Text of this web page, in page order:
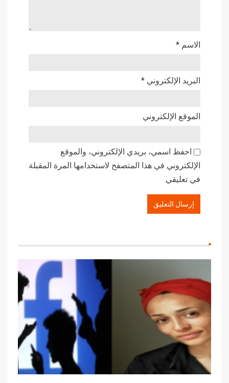
الاسم *
البريد الإلكتروني *
الموقع الإلكتروني
احفظ اسمي، بريدي الإلكتروني، والموقع
الإلكتروني في هذا المتصفح لاستخدامها المرة المقبلة
في تعليقي.